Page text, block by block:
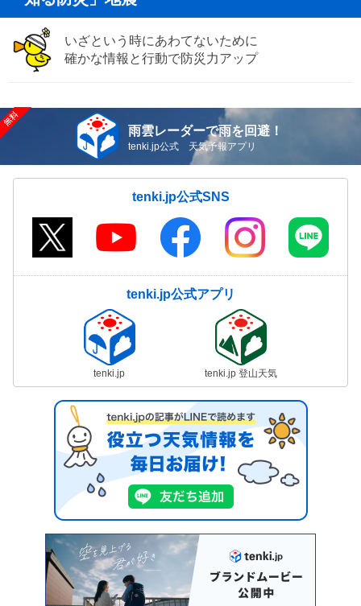
いざという時にあわてないために
確かな情報と行動で防災力アップ
雨雲レーダーで雨を回避！
tenki.jp公式 天気予報アプリ
tenki.jp公式SNS
tenki.jp公式アプリ
tenki.jp tenki.jp 登山天気